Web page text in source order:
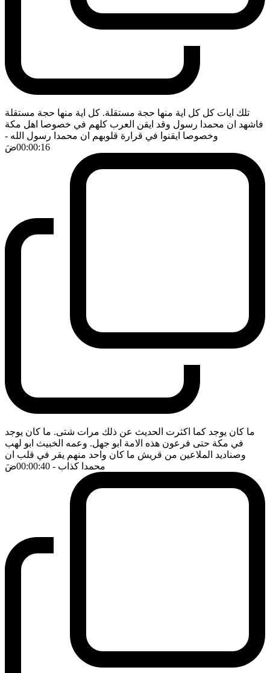
تلك ايات كل كل اية منها حجة مستقلة. كل اية منها حجة مستقلة
فاشهد ان محمدا رسول وقد ايقن العرب كلهم في خصوصا اهل مكة
وخصوصا ايقنوا في قرارة قلوبهم ان محمدا رسول الله -
00:00:16ضَ
ما كان يوجد كما اكثرت الحديث عن ذلك مرات شتى. ما كان يوجد
في مكة حتى فرعون هذه الامة ابو جهل. وعمه الخبيث ابو لهب
وصناديد الملاعين من قريش ما كان واحد منهم يقر في قلب ان
محمدا كذاب - 00:00:40 ضَ